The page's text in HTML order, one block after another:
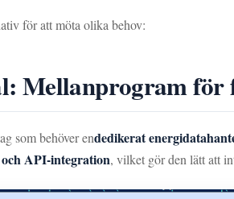
för att möta olika behov:
Mellanprogram för
som behöver endedikerat
API-integration, vilket gör den lätt att